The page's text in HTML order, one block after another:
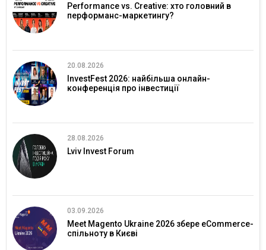
Performance vs. Creative: хто головний в
перформанс-маркетингу?
20.08.2026
InvestFest 2026: найбільша онлайн-
конференція про інвестиції
28.08.2026
Lviv Invest Forum
03.09.2026
Meet Magento Ukraine 2026 збере eCommerce-
спільноту в Києві